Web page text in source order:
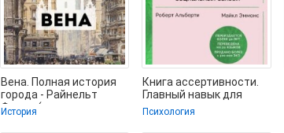
Вена. Полная история
города - Райнельт
Франц (читать книгу
онлайн бесплатно без
История
Книга ассертивности.
Главный навык для
отстаивания своих
Психология